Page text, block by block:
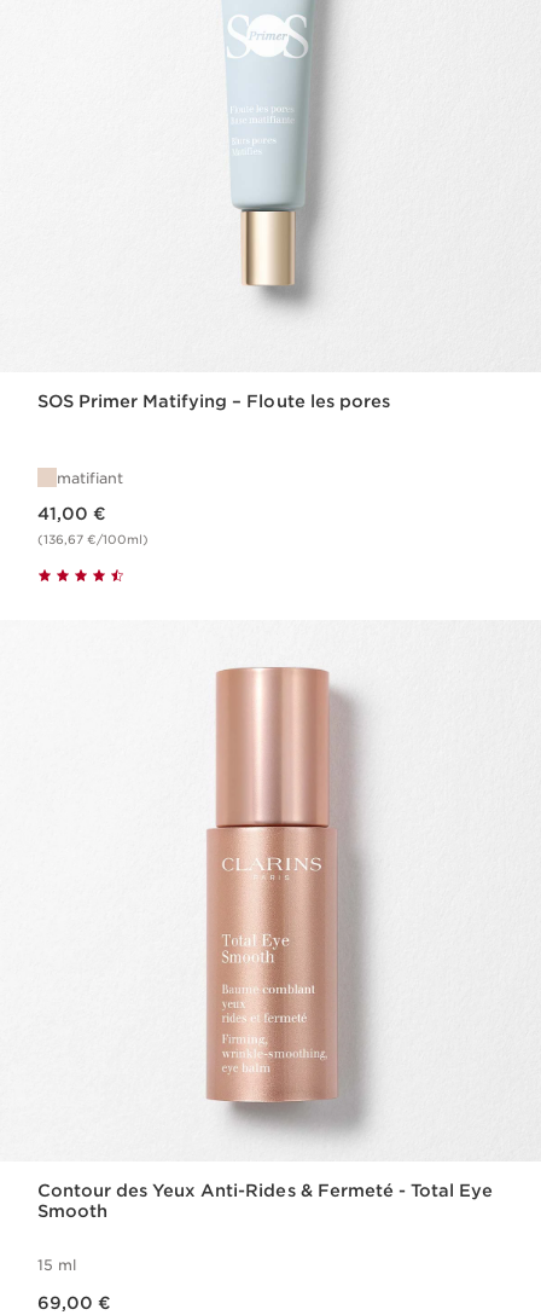
SOS Primer Matifying – Floute les pores
matifiant
41,00 €
(136,67 €/100ml)
Contour des Yeux Anti-Rides & Fermeté - Total Eye
Smooth
15 ml
69,00 €